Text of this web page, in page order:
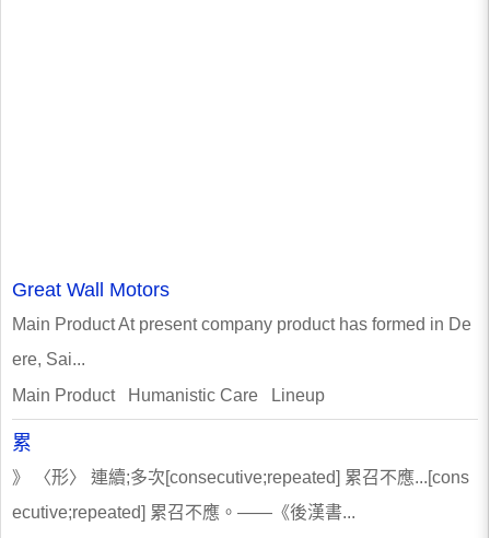
Great Wall Motors
Main Product At present company product has formed in De
ere, Sai...
Main Product Humanistic Care Lineup
累
》 〈形〉 連續;多次[consecutive;repeated] 累召不應...[cons
ecutive;repeated] 累召不應。——《後漢書...